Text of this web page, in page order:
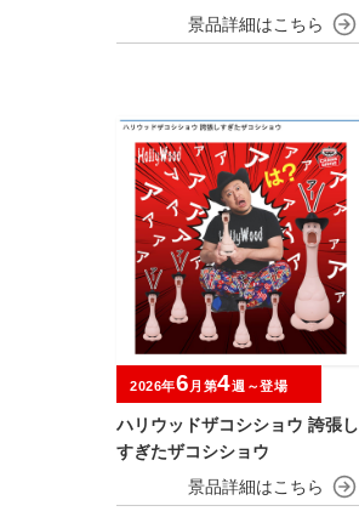
ハリウッドザコシショウ 誇張し
すぎたザコシショウ
2026年6 月第4週～登場